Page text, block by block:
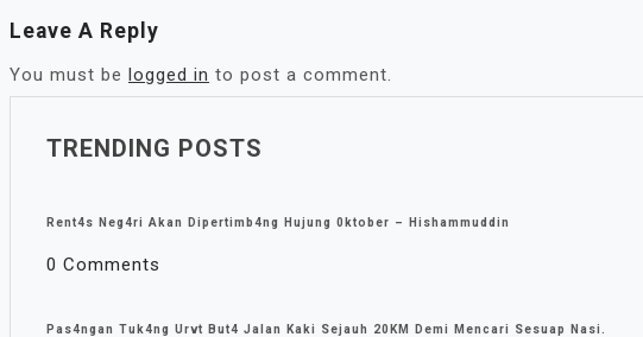
Leave A Reply
You must be logged in to post a comment.
TRENDING POSTS
Rent4s Neg4ri Akan Dipertimb4ng Hujung 0ktober – Hishammuddin
0 Comments
Pas4ngan Tuk4ng Urvt But4 JaIan Kaki Sejauh 20KM Demi Mencari Sesuap Nasi.